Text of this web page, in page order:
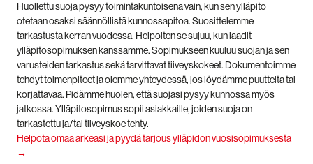
Huollettu suoja pysyy toimintakuntoisena vain, kun sen ylläpito
otetaan osaksi säännöllistä kunnossapitoa. Suosittelemme
tarkastusta kerran vuodessa. Helpoiten se sujuu, kun laadit
ylläpitosopimuksen kanssamme. Sopimukseen kuuluu suojan ja sen
varusteiden tarkastus sekä tarvittavat tiiveyskokeet. Dokumentoimme
tehdyt toimenpiteet ja olemme yhteydessä, jos löydämme puutteita tai
korjattavaa. Pidämme huolen, että suojasi pysyy kunnossa myös
jatkossa. Ylläpitosopimus sopii asiakkaille, joiden suoja on
tarkastettu ja/tai tiiveyskoe tehty.
Helpota omaa arkeasi ja pyydä tarjous ylläpidon vuosisopimuksesta
→